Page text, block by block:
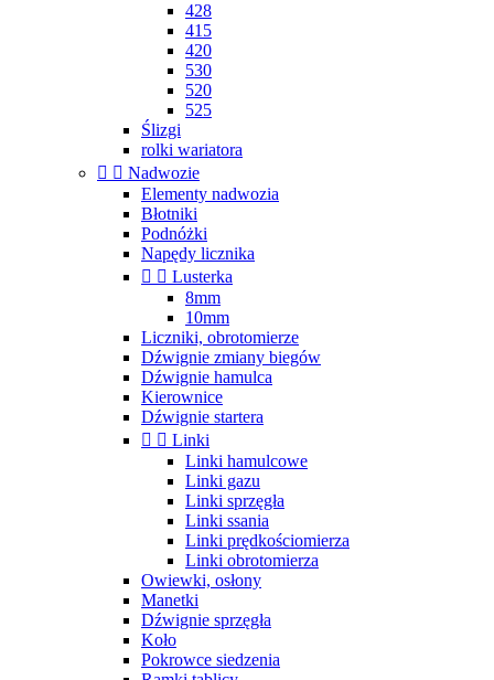
428
415
420
530
520
525
Ślizgi
rolki wariatora
  Nadwozie
Elementy nadwozia
Błotniki
Podnóżki
Napędy licznika
  Lusterka
8mm
10mm
Liczniki, obrotomierze
Dźwignie zmiany biegów
Dźwignie hamulca
Kierownice
Dźwignie startera
  Linki
Linki hamulcowe
Linki gazu
Linki sprzęgła
Linki ssania
Linki prędkościomierza
Linki obrotomierza
Owiewki, osłony
Manetki
Dźwignie sprzęgła
Koło
Pokrowce siedzenia